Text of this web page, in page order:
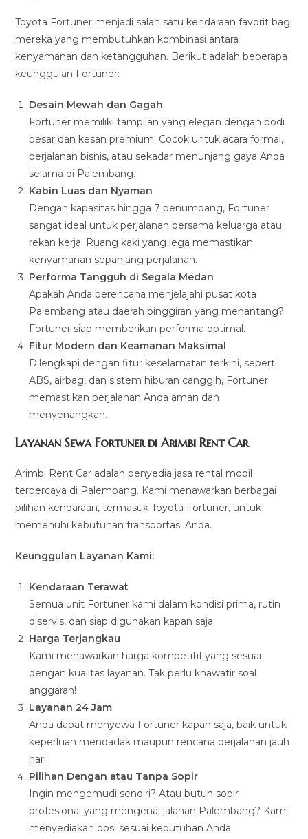
Toyota Fortuner menjadi salah satu kendaraan favorit bagi
mereka yang membutuhkan kombinasi antara
kenyamanan dan ketangguhan. Berikut adalah beberapa
keunggulan Fortuner:
Desain Mewah dan Gagah
Fortuner memiliki tampilan yang elegan dengan bodi
besar dan kesan premium. Cocok untuk acara formal,
perjalanan bisnis, atau sekadar menunjang gaya Anda
selama di Palembang.
Kabin Luas dan Nyaman
Dengan kapasitas hingga 7 penumpang, Fortuner
sangat ideal untuk perjalanan bersama keluarga atau
rekan kerja. Ruang kaki yang lega memastikan
kenyamanan sepanjang perjalanan.
Performa Tangguh di Segala Medan
Apakah Anda berencana menjelajahi pusat kota
Palembang atau daerah pinggiran yang menantang?
Fortuner siap memberikan performa optimal.
Fitur Modern dan Keamanan Maksimal
Dilengkapi dengan fitur keselamatan terkini, seperti
ABS, airbag, dan sistem hiburan canggih, Fortuner
memastikan perjalanan Anda aman dan
menyenangkan.
Layanan Sewa Fortuner di Arimbi Rent Car
Arimbi Rent Car adalah penyedia jasa rental mobil
terpercaya di Palembang. Kami menawarkan berbagai
pilihan kendaraan, termasuk Toyota Fortuner, untuk
memenuhi kebutuhan transportasi Anda.
Keunggulan Layanan Kami:
Kendaraan Terawat
Semua unit Fortuner kami dalam kondisi prima, rutin
diservis, dan siap digunakan kapan saja.
Harga Terjangkau
Kami menawarkan harga kompetitif yang sesuai
dengan kualitas layanan. Tak perlu khawatir soal
anggaran!
Layanan 24 Jam
Anda dapat menyewa Fortuner kapan saja, baik untuk
keperluan mendadak maupun rencana perjalanan jauh
hari.
Pilihan Dengan atau Tanpa Sopir
Ingin mengemudi sendiri? Atau butuh sopir
profesional yang mengenal jalanan Palembang? Kami
menyediakan opsi sesuai kebutuhan Anda.